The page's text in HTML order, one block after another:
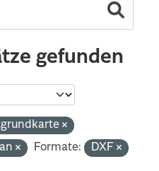
gefunden
Formate:
DXF